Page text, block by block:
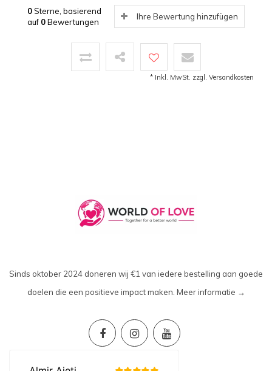
0Sterne, basierend
auf 0Bewertungen
Ihre Bewertung hinzufügen
* Inkl. MwSt. zzgl. Versandkosten
Sinds oktober 2024 doneren wij €1 van iedere bestelling aan goede
doelen die een positieve impact maken. Meer informatie →